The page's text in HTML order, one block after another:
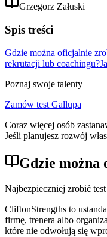
Grzegorz Załuski
Spis treści
Gdzie można oficjalnie
rekrutacji lub coachingu?
Poznaj swoje talenty
Zamów test Gallupa
Coraz więcej osób
Jeśli planujesz rozwój
Gdzie można
Najbezpieczniej zrobić
CliftonStrengths to
firmę, trenera albo
które nie odwołują się